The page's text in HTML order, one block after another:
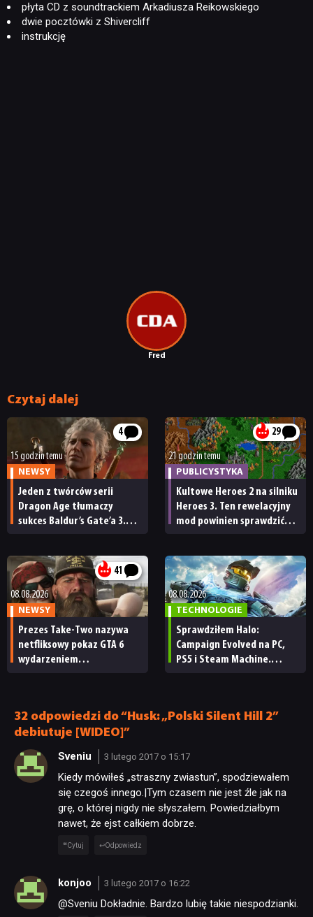
Fred
płyta CD z soundtrackiem Arkadiusza Reikowskiego
dwie pocztówki z Shivercliff
instrukcję
Czytaj dalej
4
15 godzin temu
NEWSY
Jeden z twórców serii
Dragon Age tłumaczy
sukces Baldur’s Gate’a 3.
przerwie”
29
21 godzin temu
PUBLICYSTYKA
Kultowe Heroes 2 na silniku
Heroes 3. Ten rewelacyjny
mod powinien sprawdzić
41
08.08.2026
NEWSY
Prezes Take-Two nazywa
netfliksowy pokaz GTA 6
wydarzeniem
08.08.2026
TECHNOLOGIE
Sprawdziłem Halo:
Campaign Evolved na PC,
PS5 i Steam Machine.
32 odpowiedzi do “Husk: „Polski Silent Hill 2”
debiutuje [WIDEO]”
Sveniu 3 lutego 2017 o 15:17
Kiedy mówiłeś „straszny zwiastun”, spodziewałem
się czegoś innego.|Tym czasem nie jest źle jak na
grę, o której nigdy nie słyszałem. Powiedziałbym
nawet, że ejst całkiem dobrze.
Cytuj Odpowiedz
konjoo 3 lutego 2017 o 16:22
@Sveniu Dokładnie. Bardzo lubię takie niespodzianki.